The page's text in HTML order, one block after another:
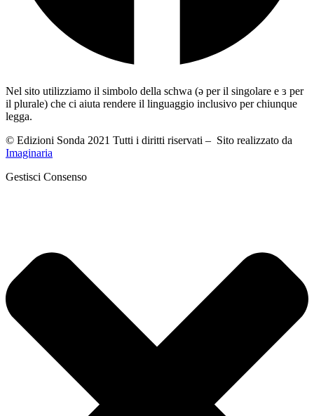
Nel sito utilizziamo il simbolo della schwa (ə per il singolare e ɜ per
il plurale) che ci aiuta rendere il linguaggio inclusivo per chiunque
legga.
© Edizioni Sonda 2021 Tutti i diritti riservati – Sito realizzato da
Imaginaria
Gestisci Consenso